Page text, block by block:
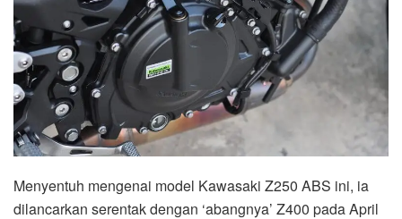
Menyentuh mengenai model Kawasaki Z250 ABS ini, ia
dilancarkan serentak dengan ‘abangnya’ Z400 pada April